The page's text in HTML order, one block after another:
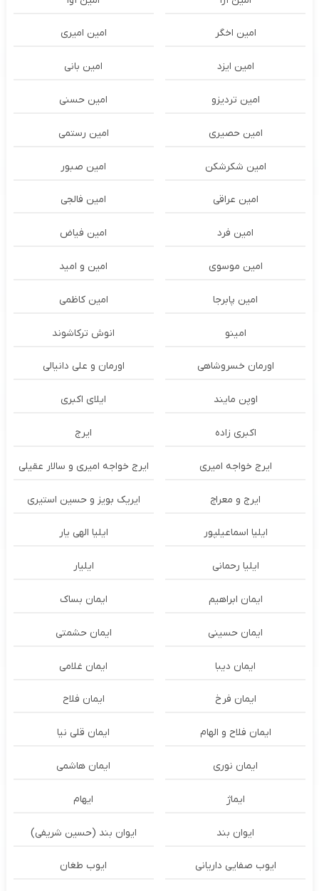
امین اخگر امین امیری
امین ایزد امین بانی
امین تردیزو امین حسنی
امین حصیری امین رستمی
امین شکرشکن امین صبور
امین عراقی امین فالجی
امین فرد امین فیاض
امین موسوی امین و امید
امین پابرجا امین کاظمی
امینو انوش ترکاشوند
اورمان خسروشاهی اورمان و علی دانیالی
اوپن مایند ايلاى اكبرى
اکبری زاده ایرج
ایرج خواجه امیری ایرج خواجه امیری و سالار عقیلی
ایرج و معراج ایریک بویز و حسین استیری
ایلیا اسماعیلپور ایلیا الهی یار
ایلیا رحمانی ایلیار
ایمان ابراهیم ایمان بساک
ایمان حسینی ایمان حشمتی
ایمان دیبا ایمان غلامی
ایمان فرخ ایمان فلاح
ایمان فلاح و الهام ایمان قلی نیا
ایمان نوری ایمان هاشمی
ایماژ ایهام
ایوان بند ایوان بند (حسین شریفی)
ایوب صفایی داریانی ایوب طغان